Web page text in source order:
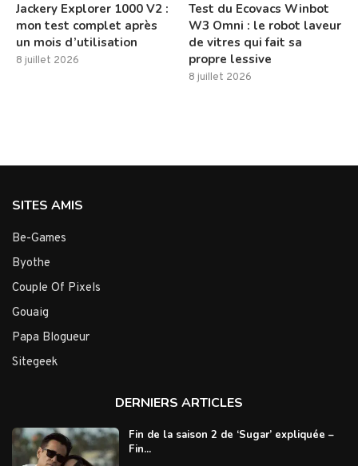
Jackery Explorer 1000 V2 :
mon test complet après
un mois d’utilisation
8 juillet 2026
Test du Ecovacs Winbot
W3 Omni : le robot laveur
de vitres qui fait sa
propre lessive
8 juillet 2026
SITES AMIS
Be-Games
Byothe
Couple Of Pixels
Gouaig
Papa Blogueur
Sitegeek
DERNIERS ARTICLES
Fin de la saison 2 de ‘Sugar’ expliquée –
Fin...